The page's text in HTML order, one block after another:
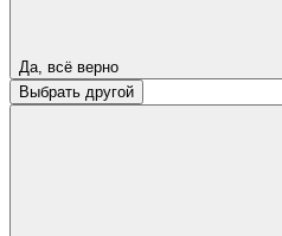
Да, всё верно
Выбрать другой